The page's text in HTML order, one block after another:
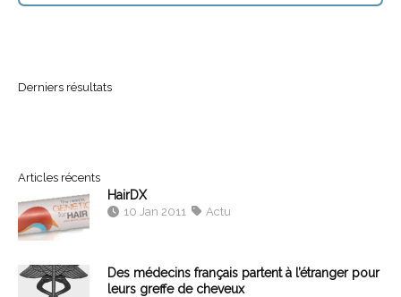
Derniers résultats
Articles récents
HairDX
10 Jan 2011 Actu
Des médecins français partent à l’étranger pour
leurs greffe de cheveux